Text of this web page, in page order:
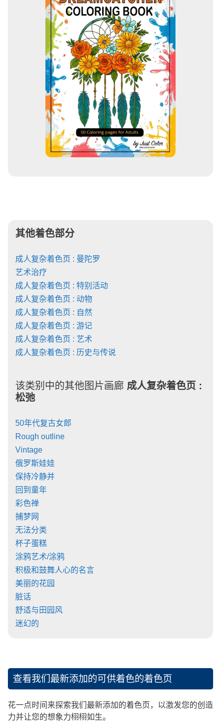
其他着色部分
成人复杂着色页 : 曼陀罗
艺术治疗
成人复杂着色页 : 特别活动
成人复杂着色页 : 动物
成人复杂着色页 : 自然
成人复杂着色页 : 游记
成人复杂着色页 : 艺术
成人复杂着色页 : 历史与传说
该类别中的其他图片画廊 成人复杂着色页 :
松弛
50年代复古女郎
Rough outline
Vintage
俄罗斯娃娃
保持冷静并
回到童年
彩色禅
捕梦网
无法分类
杯子蛋糕
涂鸦艺术/涂鸦
积极和鼓舞人心的名言
美丽的花园
脏话
舒适与田园风
迷幻的
查看我们最新添加的可供着色的着色页
花一点时间来探索我们最新添加的着色页，以激发您的创造
力并让您的想象力栩栩如生。